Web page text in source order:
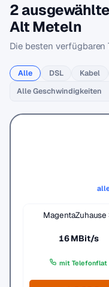
2
Alt Meteln
Die besten
Alle DSL Kabel
MagentaZuhause
16 MBit/s
mit Telefonflat